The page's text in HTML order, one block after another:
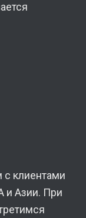
с клиентами
и Азии. При